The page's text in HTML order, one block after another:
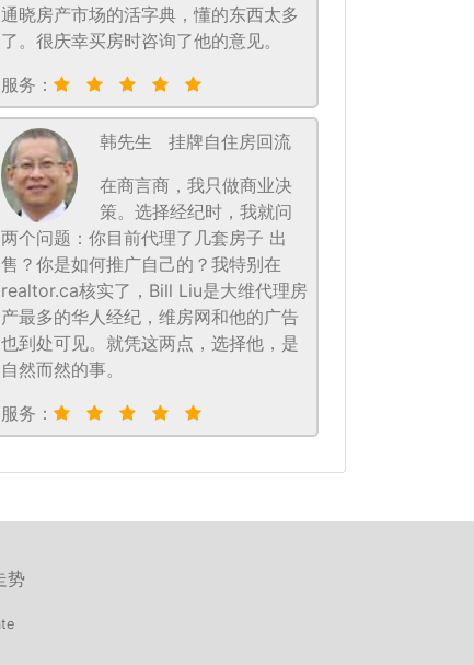
通晓房产市场的活字典，懂的东西太多
了。很庆幸买房时咨询了他的意见。
服务：
韩先生
挂牌自住房回流
在商言商，我只做商业决
策。选择经纪时，我就问
两个问题：你目前代理了几套房子 出
售？你是如何推广自己的？我特别在
realtor.ca核实了，Bill Liu是大维代理房
产最多的华人经纪，维房网和他的广告
也到处可见。就凭这两点，选择他，是
自然而然的事。
服务：
势